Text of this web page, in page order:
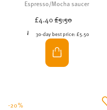
Espresso/Mocha saucer
£4.40Price reduced
£5.50
30-day best price:£5.50
-20%